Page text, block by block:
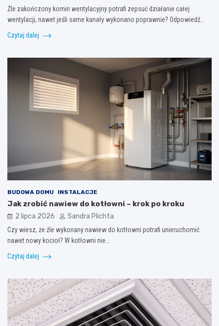
Źle zakończony komin wentylacyjny potrafi zepsuć działanie całej
wentylacji, nawet jeśli same kanały wykonano poprawnie? Odpowiedź…
Czytaj dalej
BUDOWA DOMU INSTALACJE
Jak zrobić nawiew do kotłowni – krok po kroku
2 lipca 2026 Sandra Plichta
Czy wiesz, że źle wykonany nawiew do kotłowni potrafi unieruchomić
nawet nowy kocioł? W kotłowni nie…
Czytaj dalej